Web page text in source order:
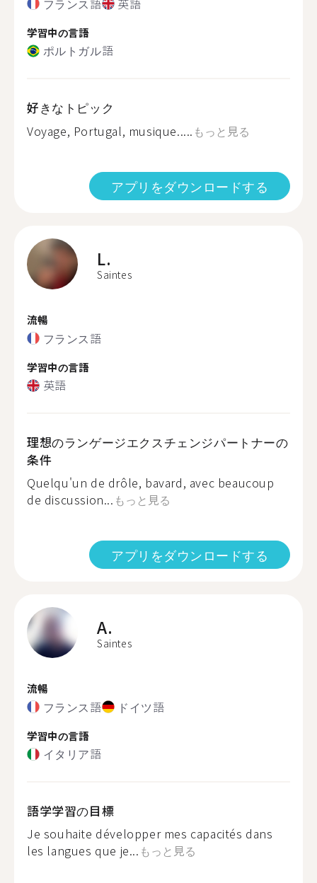
学習中の言語
ポルトガル語
好きなトピック
Voyage, Portugal, musique..... もっと見る
アプリをダウンロードする
L.
Saintes
流暢
フランス語
学習中の言語
英語
理想のランゲージエクスチェンジパートナーの
条件
Quelqu'un de drôle, bavard, avec beaucoup
de discussion... もっと見る
アプリをダウンロードする
A.
Saintes
流暢
フランス語 ドイツ語
学習中の言語
イタリア語
語学学習の目標
Je souhaite développer mes capacités dans
les langues que je... もっと見る